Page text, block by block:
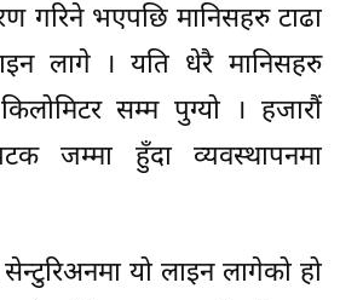
गरिने भएपछि मानिसहरु टाढा
लागे । यति धेरै मानिसहरु
सम्म पुग्यो । हजारौं
जम्मा हुँदा व्यवस्थापनमा
यो लाइन लागेको हो